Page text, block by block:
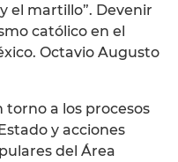
el martillo”. Devenir
católico en el
Octavio Augusto
torno a los procesos
y acciones
del Área